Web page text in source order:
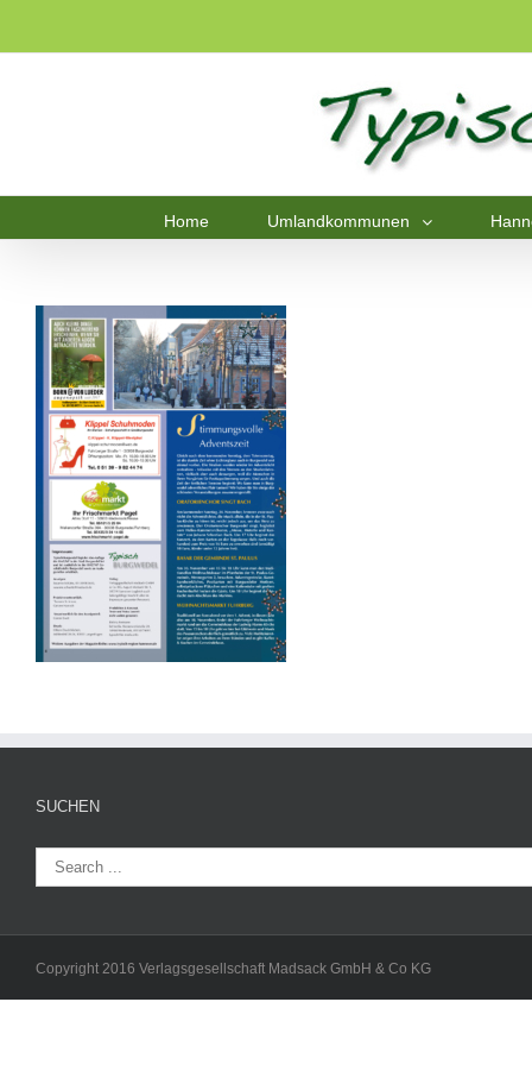
Home Umlandkommunen
SUCHEN
Copyright 2016 Verlagsgesellschaft Madsack GmbH & Co KG